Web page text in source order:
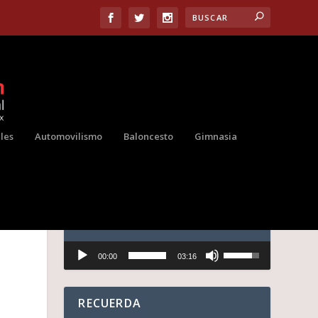
Automovilismo Baloncesto Gimnasia
audio
00:00 03:16
t
i
l
RECUERDA